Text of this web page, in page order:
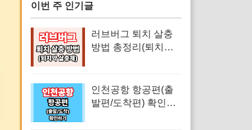
이번 주 인기글
러브버그 퇴치 살충
방법 총정리(퇴치약
인천공항 항공편(출
발편/도착편) 확인방